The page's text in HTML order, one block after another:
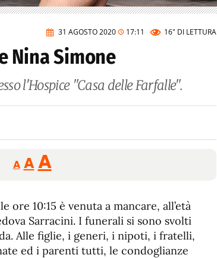
31 AGOSTO 2020 17:11 16" DI LETTURA
Nina Simone
l'Hospice "Casa delle Farfalle".
A
Reducir
tamaño
A Restablecer
tamaño
de
fuente
AAumentar
de
fuente.
ore 10:15 è venuta a mancare, all’età
Sarracini. I funerali si sono svolti
Alle figlie, i generi, i nipoti, i fratelli,
ed i parenti tutti, le condoglianze